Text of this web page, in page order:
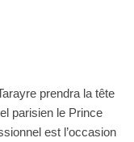
prendra la tête
parisien le Prince
est l’occasion